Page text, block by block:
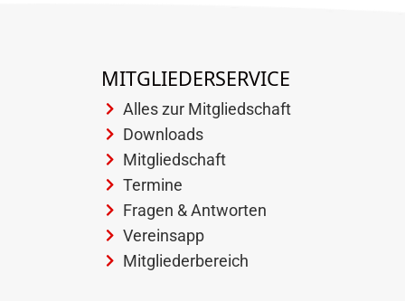
MITGLIEDERSERVICE
Alles zur Mitgliedschaft
Downloads
Mitgliedschaft
Termine
Fragen & Antworten
Vereinsapp
Mitgliederbereich